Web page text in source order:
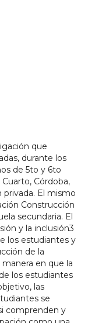
que
durante los
de 5to y 6to
Córdoba,
El mismo
Construcción
secundaria. El
y la inclusión3
los estudiantes y
de la
en que la
los estudiantes
las
se
comprenden y